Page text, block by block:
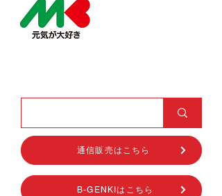
通信販売はこちら
B-GENKIはこちら